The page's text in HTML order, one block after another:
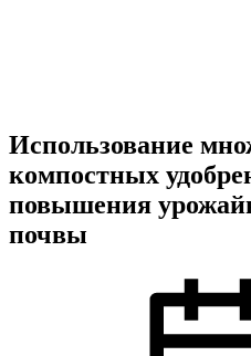
Использование
компостных
повышения
почвы